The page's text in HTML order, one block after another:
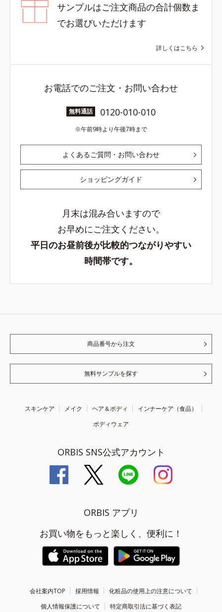
サンプルはご注文商品の合計個数ま
でお選びいただけます
詳しくはこちら
お電話でのご注文・お問い合わせ
無料通話 0120-010-010
午前9時より午後7時まで
よくあるご質問・お問い合わせ
ショッピングガイド
月末は混み合いますので
お早めにご注文ください。
平日のお昼前後が比較的つながりやすい
時間帯です。
商品番号から注文
無料サンプルを探す
スキンケア メイク ヘア＆ボディ
インナーケア（食品）
ボディウェア
ORBIS SNS公式アカウント
ORBIS アプリ
お買い物をもっと楽しく、便利に！
会社案内TOP 採用情報
化粧品の使用上の注意について
個人情報保護について
特定商取引法に基づく表記